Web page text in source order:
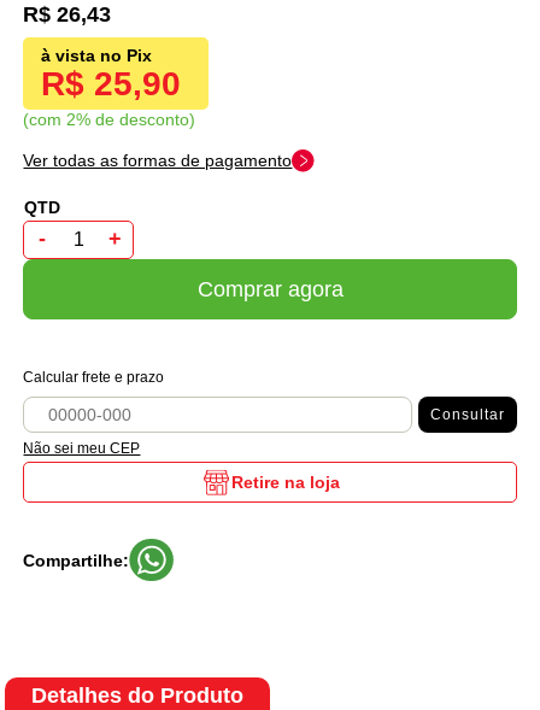
R$ 25,90
com 2% de desconto
R$ 26,43
Ver todas as formas de pagamento
- +
Comprar agora
Calcular frete e prazo
Consultar
Não sei meu CEP
Retire na loja
Compartilhe:
Detalhes do Produto